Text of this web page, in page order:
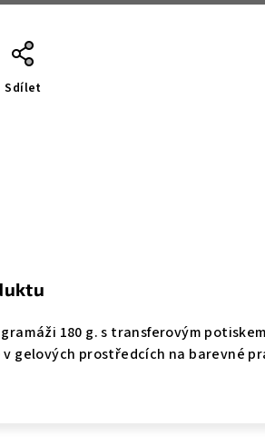
Sdílet
180 g. s transferovým
v gelových prostředcích na barevné